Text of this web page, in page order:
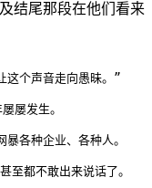
结尾那段在他们看来
这个声音走向愚昧。”
屡发生。
各种企业、各种人。
至都不敢出来说话了。